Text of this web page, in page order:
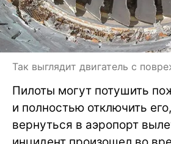
Так выглядит двигатель с
Пилоты могут потушить
и полностью отключить
вернуться в аэропорт